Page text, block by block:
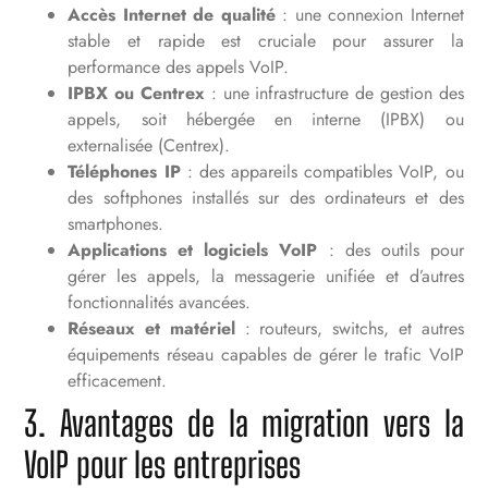
Accès Internet de qualité: une connexion Internet
stable et rapide est cruciale pour assurer la
performance des appels VoIP.
IPBX ou Centrex : une infrastructure de gestion des
appels, soit hébergée en interne (IPBX) ou
externalisée (Centrex).
Téléphones IP: des appareils compatibles VoIP, ou
des softphones installés sur des ordinateurs et des
smartphones.
Applications et logiciels VoIP : des outils pour
gérer les appels, la messagerie unifiée et d’autres
fonctionnalités avancées.
Réseaux et matériel: routeurs, switchs, et autres
équipements réseau capables de gérer le trafic VoIP
efficacement.
3. Avantages de la migration vers la
VoIP pour les entreprises